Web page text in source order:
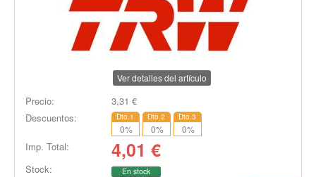
Ver detalles del artículo
Precio: 3,31 €
Descuentos:
Dto.1
0%
Dto.2
0%
Dto.3
0%
Imp. Total: 4,01 €
Stock: En stock